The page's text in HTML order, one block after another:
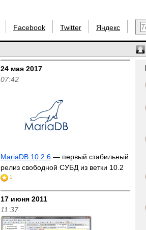
Facebook Twitter Яндекс
24 мая 2017
07:42
MariaDB 10.2.6 — первый стабильный
релиз свободной СУБД из ветки 10.2
1
17 июня 2011
11:37